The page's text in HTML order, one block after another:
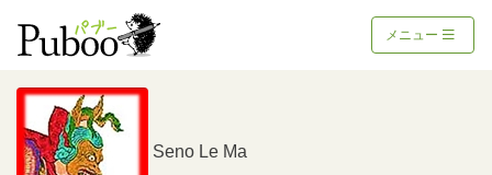
メニュー
Seno Le Ma